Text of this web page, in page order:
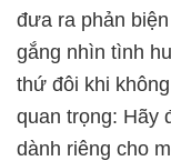
đưa ra phản
gắng nhìn tình
thứ đôi khi
quan trọng: Hãy
dành riêng cho